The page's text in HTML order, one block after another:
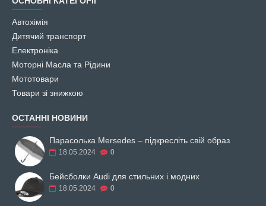
Автохімія
Дитячий транспорт
Електроніка
Моторні Масла та Рідини
Мототовари
Товари зі знижкою
ОСТАННІ НОВИНИ
Парасолька Mersedes – підкресліть свій образ
18.05.2024 0
Бейсболки Audi для стильних і модних
18.05.2024 0